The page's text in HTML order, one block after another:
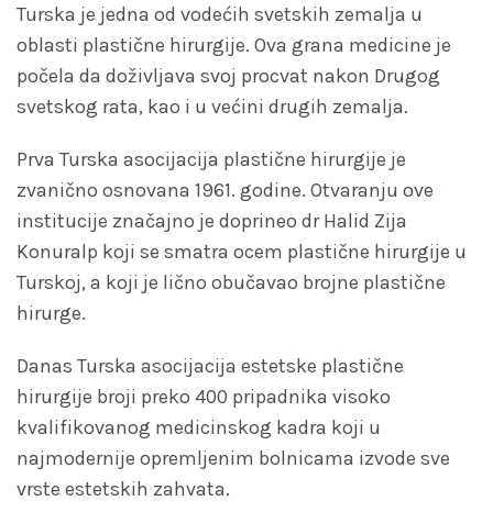
Turska je jedna od vodećih svetskih zemalja u
oblasti plastične hirurgije. Ova grana medicine je
počela da doživljava svoj procvat nakon Drugog
svetskog rata, kao i u većini drugih zemalja.
Prva Turska asocijacija plastične hirurgije je
zvanično osnovana 1961. godine. Otvaranju ove
institucije značajno je doprineo dr Halid Zija
Konuralp koji se smatra ocem plastične hirurgije u
Turskoj, a koji je lično obučavao brojne plastične
hirurge.
Danas Turska asocijacija estetske plastične
hirurgije broji preko 400 pripadnika visoko
kvalifikovanog medicinskog kadra koji u
najmodernije opremljenim bolnicama izvode sve
vrste estetskih zahvata.